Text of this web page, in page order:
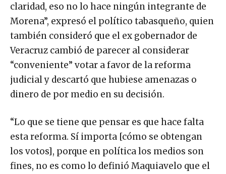
claridad, eso no lo hace ningún integrante de
Morena”, expresó el político tabasqueño, quien
también consideró que el ex gobernador de
Veracruz cambió de parecer al considerar
“conveniente” votar a favor de la reforma
judicial y descartó que hubiese amenazas o
dinero de por medio en su decisión.
“Lo que se tiene que pensar es que hace falta
esta reforma. Sí importa [cómo se obtengan
los votos], porque en política los medios son
fines, no es como lo definió Maquiavelo que el